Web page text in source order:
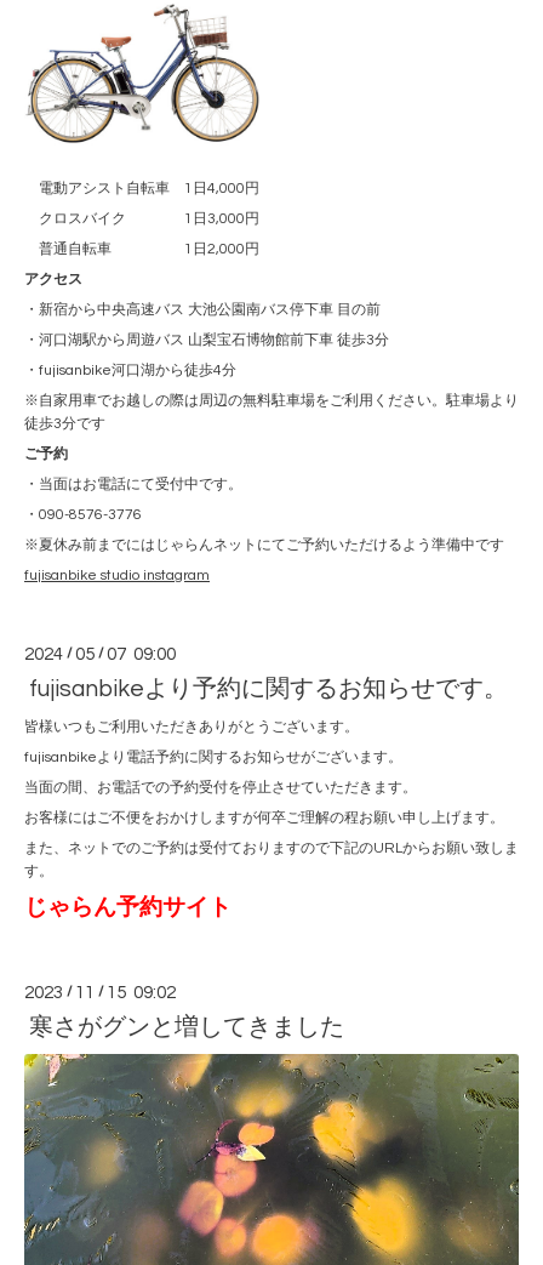
電動アシスト自転車 1日4,000円
クロスバイク 1日3,000円
普通自転車 1日2,000円
アクセス
・新宿から中央高速バス 大池公園南バス停下車 目の前
・河口湖駅から周遊バス 山梨宝石博物館前下車 徒歩3分
・fujisanbike河口湖から徒歩4分
※自家用車でお越しの際は周辺の無料駐車場をご利用ください。駐車場より
徒歩3分です
ご予約
・当面はお電話にて受付中です。
・090-8576-3776
※夏休み前までにはじゃらんネットにてご予約いただけるよう準備中です
fujisanbike studio instagram
2024 /05 /07 09:00
fujisanbikeより予約に関するお知らせです。
皆様いつもご利用いただきありがとうございます。
fujisanbikeより電話予約に関するお知らせがございます。
当面の間、お電話での予約受付を停止させていただきます。
お客様にはご不便をおかけしますが何卒ご理解の程お願い申し上げます。
また、ネットでのご予約は受付ておりますので下記のURLからお願い致しま
す。
じゃらん予約サイト
2023 / 11 / 15 09:02
寒さがグンと増してきました